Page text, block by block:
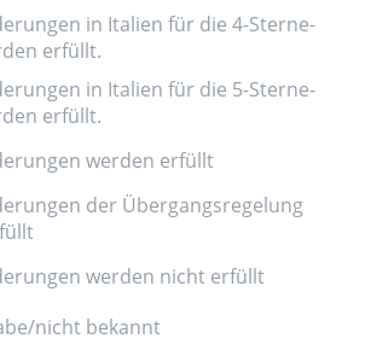
in Italien für die 4-Sterne-
erfüllt.
in Italien für die 5-Sterne-
erfüllt.
werden erfüllt
der Übergangsregelung
werden nicht erfüllt
nicht bekannt